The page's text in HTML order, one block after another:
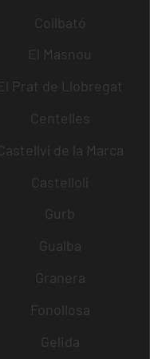
Collbató
El Masnou
Prat de Llobregat
Centelles
Castellví de la Marca
Castellolí
Gurb
Gualba
Granera
Fonollosa
Gelida